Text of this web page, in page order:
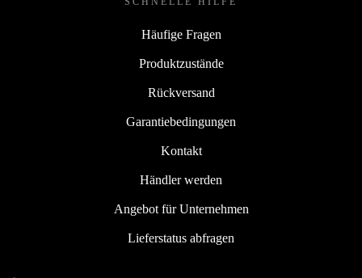
Häufige Fragen
Produktzustände
Rückversand
Garantiebedingungen
Kontakt
Händler werden
Angebot für Unternehmen
Lieferstatus abfragen